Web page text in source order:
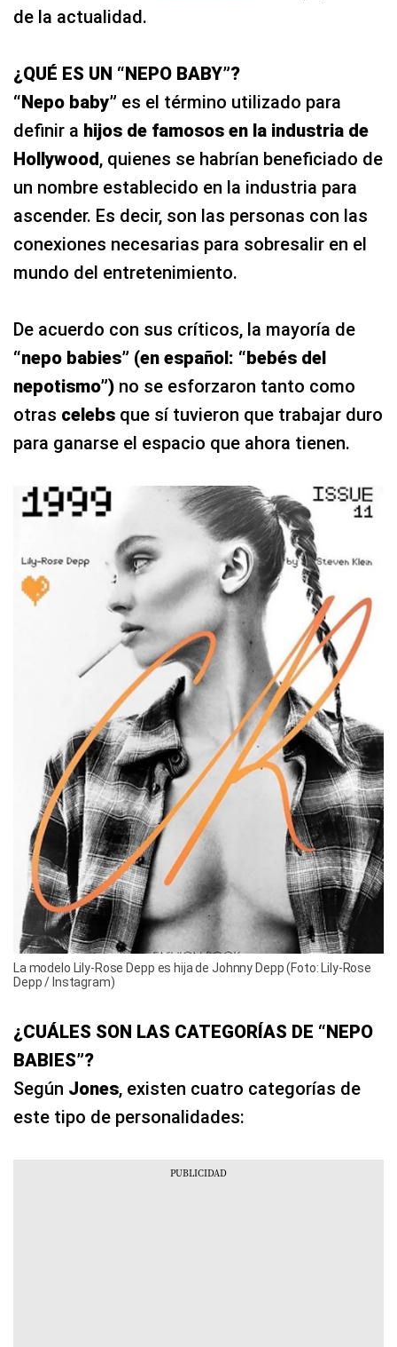
de la actualidad.
¿QUÉ ES UN “NEPO BABY”?
“Nepo baby” es el término utilizado para
definir a hijos de famosos en la industria de
Hollywood, quienes se habrían beneficiado de
un nombre establecido en la industria para
ascender. Es decir, son las personas con las
conexiones necesarias para sobresalir en el
mundo del entretenimiento.
De acuerdo con sus críticos, la mayoría de
“nepo babies” (en español: “bebés del
nepotismo”) no se esforzaron tanto como
otras celebs que sí tuvieron que trabajar duro
para ganarse el espacio que ahora tienen.
La modelo Lily-Rose Depp es hija de Johnny Depp (Foto: Lily-Rose
Depp / Instagram)
¿CUÁLES SON LAS CATEGORÍAS DE “NEPO
BABIES”?
Según Jones, existen cuatro categorías de
este tipo de personalidades: